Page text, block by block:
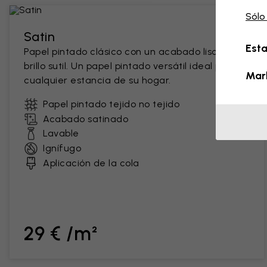
Satin
Papel pintado clásico con un acabado liso y un
brillo sutil. Un papel pintado versátil ideal para
cualquier estancia de su hogar.
Papel pintado tejido no tejido
Acabado satinado
Lavable
Ignífugo
Aplicación de la cola
29 € /m²